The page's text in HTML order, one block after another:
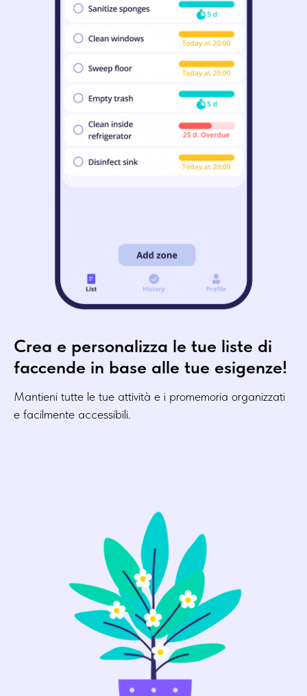
Crea e personalizza le tue liste di
faccende in base alle tue esigenze!
Mantieni tutte le tue attività e i promemoria organizzati
e facilmente accessibili.